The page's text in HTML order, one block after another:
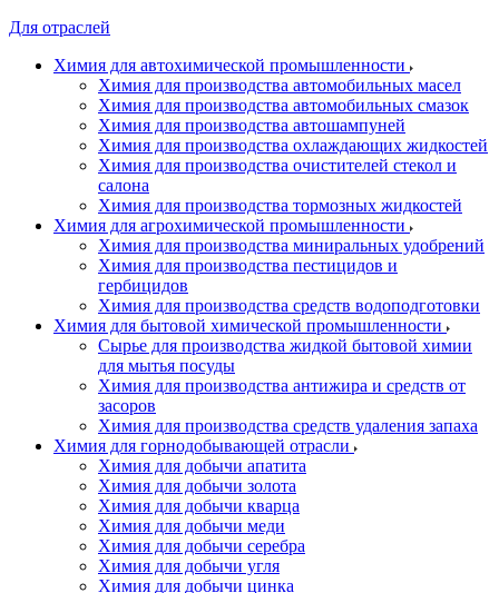
Для отраслей
Химия для автохимической промышленности
Химия для производства автомобильных масел
Химия для производства автомобильных смазок
Химия для производства автошампуней
Химия для производства охлаждающих жидкостей
Химия для производства очистителей стекол и
салона
Химия для производства тормозных жидкостей
Химия для агрохимической промышленности
Химия для производства миниральных удобрений
Химия для производства пестицидов и
гербицидов
Химия для производства средств водоподготовки
Химия для бытовой химической промышленности
Сырье для производства жидкой бытовой химии
для мытья посуды
Химия для производства антижира и средств от
засоров
Химия для производства средств удаления запаха
Химия для горнодобывающей отрасли
Химия для добычи апатита
Химия для добычи золота
Химия для добычи кварца
Химия для добычи меди
Химия для добычи серебра
Химия для добычи угля
Химия для добычи цинка